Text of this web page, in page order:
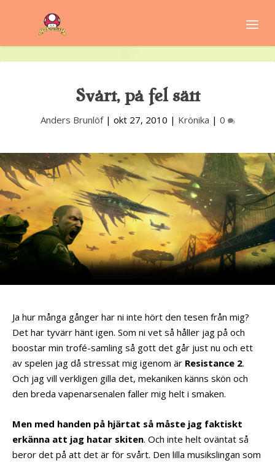
Svårt, på fel sätt
Anders Brunlöf| okt 27, 2010 | Krönika | 0
Ja hur många gånger har ni inte hört den tesen från mig?
Det har tyvärr hänt igen. Som ni vet så håller jag på och
boostar min trofé-samling så gott det går just nu och ett
av spelen jag då stressat mig igenom är Resistance 2.
Och jag vill verkligen gilla det, mekaniken känns skön och
den breda vapenarsenalen faller mig helt i smaken.
Men med handen på hjärtat så måste jag faktiskt
erkänna att jag hatar skiten. Och inte helt oväntat så
beror det på att det är för svårt. Den lilla musikslingan som